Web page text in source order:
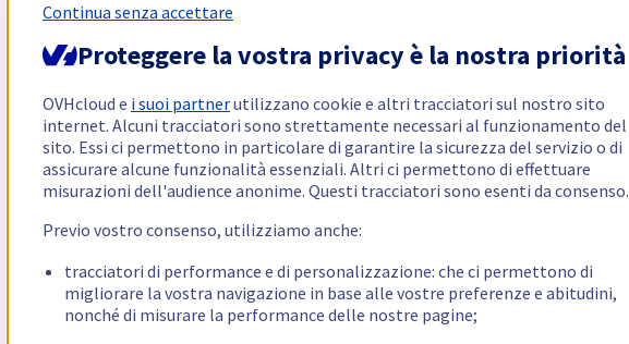
Continua senza accettare
Proteggere la vostra privacy è la nostra priorità
OVHcloud e i suoi partnerutilizzano cookie e altri tracciatori sul nostro sito
internet. Alcuni tracciatori sono strettamente necessari al funzionamento del
sito. Essi ci permettono in particolare di garantire la sicurezza del servizio o di
assicurare alcune funzionalità essenziali. Altri ci permettono di effettuare
misurazioni dell'audience anonime. Questi tracciatori sono esenti da consenso.
Previo vostro consenso, utilizziamo anche:
tracciatori di performance e di personalizzazione: che ci permettono di
migliorare la vostra navigazione in base alle vostre preferenze e abitudini,
nonché di misurare la performance delle nostre pagine;